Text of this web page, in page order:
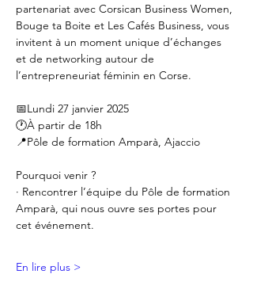
partenariat avec Corsican Business Women,
Bouge ta Boite et Les Cafés Business, vous
invitent à un moment unique d’échanges
et de networking autour de
l’entrepreneuriat féminin en Corse.
📅Lundi 27 janvier 2025
🕐À partir de 18h
📍Pôle de formation Amparà, Ajaccio
Pourquoi venir ?
· Rencontrer l’équipe du Pôle de formation
Amparà, qui nous ouvre ses portes pour
cet événement.
En lire plus >